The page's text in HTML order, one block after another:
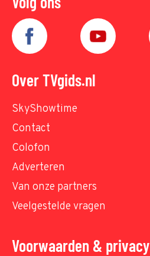
Over TVgids.nl
SkyShowtime
Contact
Colofon
Adverteren
Van onze partners
Veelgestelde vragen
Voorwaarden & privacy